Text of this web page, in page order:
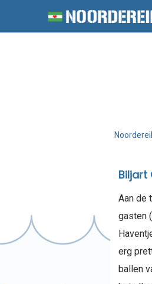
Biljart
Aan de
gasten
erg
ballen